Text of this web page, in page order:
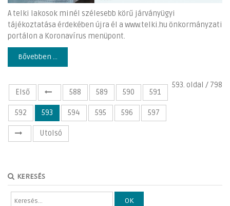
A telki lakosok minél szélesebb körű járványügyi
tájékoztatása érdekében újra él a www.telki.hu önkormányzati
portálon a Koronavírus menüpont.
Bővebben ...
593. oldal / 798
Első
588 589 590 591
592 593 594 595 596 597
Utolsó
KERESÉS
OK